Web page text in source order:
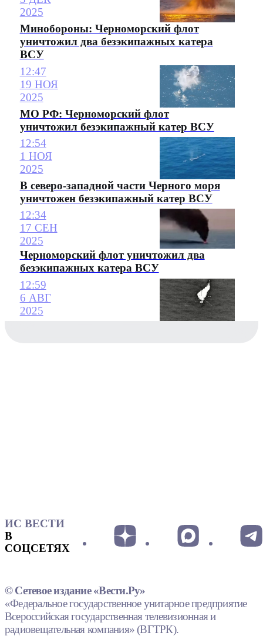
2025
Минобороны: Черноморский флот
уничтожил два безэкипажных катера
ВСУ
12:47
19 НОЯ
2025
МО РФ: Черноморский флот
уничтожил безэкипажный катер ВСУ
12:54
1 НОЯ
2025
В северо-западной части Черного моря
уничтожен безэкипажный катер ВСУ
12:34
17 СЕН
2025
Черноморский флот уничтожил два
безэкипажных катера ВСУ
12:59
6 АВГ
2025
ИС ВЕСТИ
В
СОЦСЕТЯХ
© Сетевое издание «Вести.Ру»
«Федеральное государственное унитарное предприятие
Всероссийская государственная телевизионная и
радиовещательная компания» (ВГТРК).